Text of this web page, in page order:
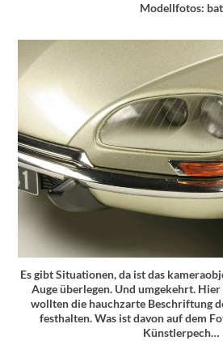
Modellfotos: bat
Es gibt Situationen, da ist das
Auge überlegen. Und umgekehrt.
wollten die hauchzarte Beschriftung
festhalten. Was ist davon auf dem
Künstlerpech…